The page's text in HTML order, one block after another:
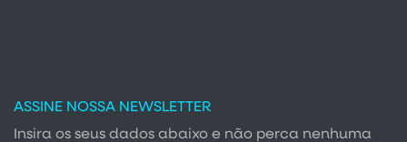
ASSINE NOSSA NEWSLETTER
Insira os seus dados abaixo e não perca nenhuma